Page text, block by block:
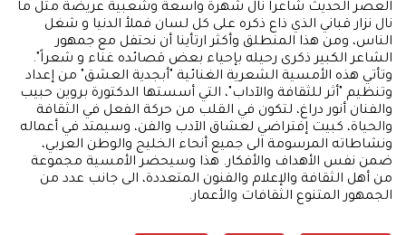
العصر الحديث شاعراً نال شهرة واسعة وشعبية عريضة مثل ما
نال نزار قباني الذي ذاع ذكره على كل لسان فملأ الدنيا و شغل
الناس، ومن هذا المنطلق وأكثر ارتأينا أن نحتفل مع جمهور
الشاعر الكبير ذكرى رحيله بإحياء بعض قصائده غناء و شعراً".
وتأتي هذه الأمسية الشعرية الغنائية "أبجدية العشق" من إعداد
وتنظيم "أثر للثقافة والآداب"، التي أسستها الدكتورة بروين حبيب
والفنان أنور دراغ، لتكون في القلب من حركة الفعل في الثقافة
والحياة، كبيت إفتراضي لعشاق الآدب والفن، وسيمتد في أعماله
ونشاطاته المرسومة الى جميع أنحاء الخليج والوطن العربي،
ضمن نفس الأهداف والأفكار. هذا وسيحضر الأمسية مجموعة
من أهل الثقافة والإعلام والفنون المتعددة، الى جانب عدد من
الجمهور المتنوع الثقافات والأعمار.